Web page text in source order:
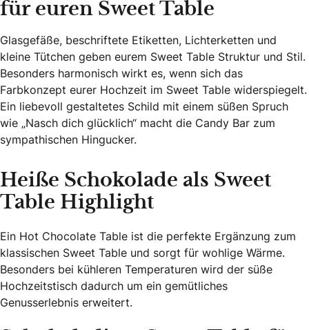
für euren Sweet Table
Glasgefäße, beschriftete Etiketten, Lichterketten und
kleine Tütchen geben eurem Sweet Table Struktur und Stil.
Besonders harmonisch wirkt es, wenn sich das
Farbkonzept eurer Hochzeit im Sweet Table widerspiegelt.
Ein liebevoll gestaltetes Schild mit einem süßen Spruch
wie „Nasch dich glücklich“ macht die Candy Bar zum
sympathischen Hingucker.
Heiße Schokolade als Sweet
Table Highlight
Ein Hot Chocolate Table ist die perfekte Ergänzung zum
klassischen Sweet Table und sorgt für wohlige Wärme.
Besonders bei kühleren Temperaturen wird der süße
Hochzeitstisch dadurch um ein gemütliches
Genusserlebnis erweitert.